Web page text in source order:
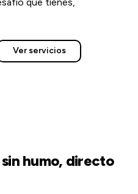
Ver servicios
humo, directo